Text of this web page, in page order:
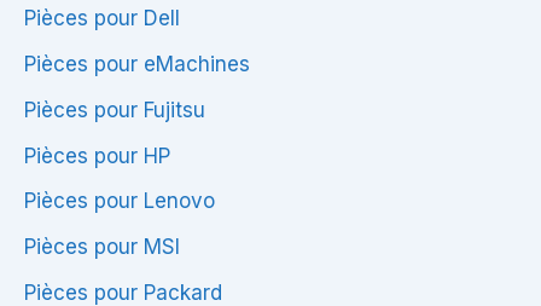
Pièces pour Dell
Pièces pour eMachines
Pièces pour Fujitsu
Pièces pour HP
Pièces pour Lenovo
Pièces pour MSI
Pièces pour Packard